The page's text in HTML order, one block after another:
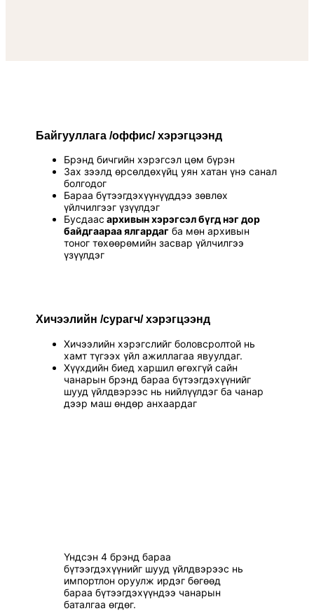
Байгууллага /оффис/ хэрэгцээнд
Брэнд бичгийн хэрэгсэл цөм бүрэн
Зах зээлд өрсөлдөхүйц уян хатан үнэ санал
болгодог
Бараа бүтээгдэхүүнүүддээ зөвлөх
үйлчилгээг үзүүлдэг
Бусдаас архивын хэрэгсэл бүгд нэг дор
байдгаараа ялгардаг ба мөн архивын
тоног төхөөрөмийн засвар үйлчилгээ
үзүүлдэг
Хичээлийн /сурагч/ хэрэгцээнд
Хичээлийн хэрэгслийг боловсролтой нь
хамт түгээх үйл ажиллагаа явуулдаг.
Хүүхдийн биед харшил өгөхгүй сайн
чанарын брэнд бараа бүтээгдэхүүнийг
шууд үйлдвэрээс нь нийлүүлдэг ба чанар
дээр маш өндөр анхаардаг
Үндсэн 4 брэнд бараа
бүтээгдэхүүнийг шууд үйлдвэрээс нь
импортлон оруулж ирдэг бөгөөд
бараа бүтээгдэхүүндээ чанарын
баталгаа өгдөг.